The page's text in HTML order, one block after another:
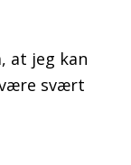
at jeg kan
svært